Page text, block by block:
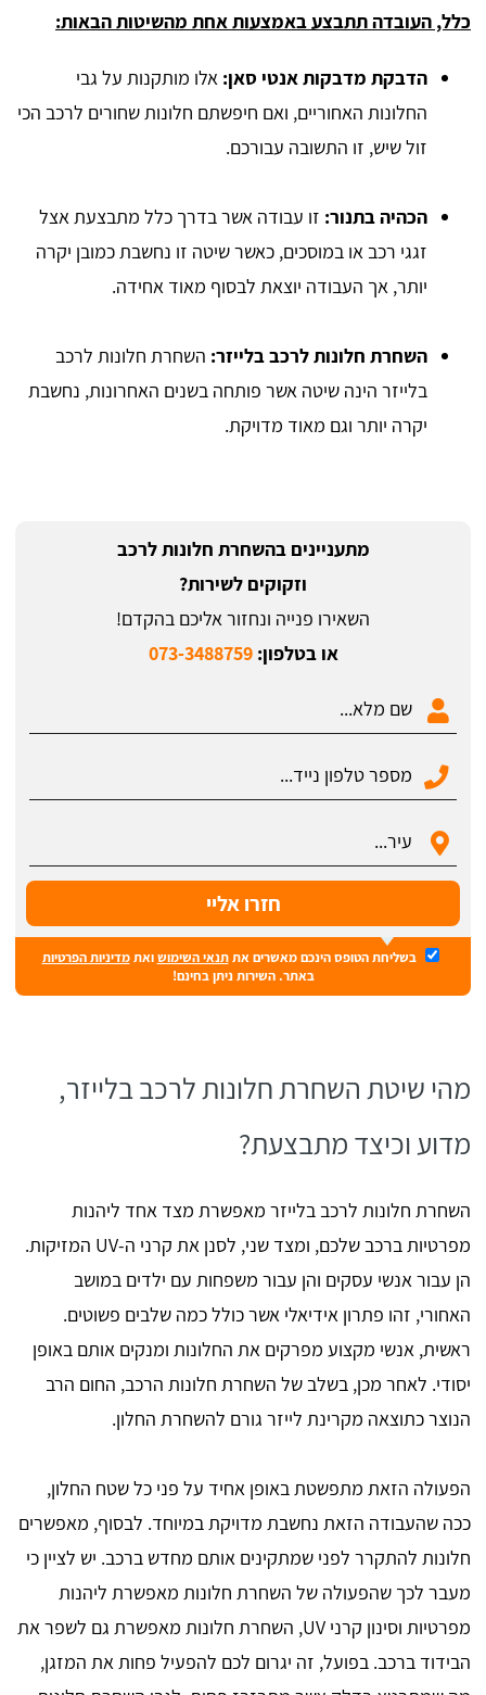
כלל, העובדה תתבצע באמצעות אחת מהשיטות הבאות:
הדבקת מדבקות אנטי סאן: אלו מותקנות על גבי
החלונות האחוריים, ואם חיפשתם חלונות שחורים לרכב הכי
זול שיש, זו התשובה עבורכם.
הכהיה בתנור: זו עבודה אשר בדרך כלל מתבצעת אצל
זגגי רכב או במוסכים, כאשר שיטה זו נחשבת כמובן יקרה
יותר, אך העבודה יוצאת לבסוף מאוד אחידה.
השחרת חלונות לרכב בלייזר: השחרת חלונות לרכב
בלייזר הינה שיטה אשר פותחה בשנים האחרונות, נחשבת
יקרה יותר וגם מאוד מדויקת.
מתעניינים בהשחרת חלונות לרכב
וזקוקים לשירות?
השאירו פנייה ונחזור אליכם בהקדם!
או בטלפון:073-3488759
בשליחת הטופס הינכם מאשרים אתתנאי השימושואתמדיניות הפרטיות
באתר. השירות ניתן בחינם!
מהי שיטת השחרת חלונות לרכב בלייזר,
מדוע וכיצד מתבצעת?
השחרת חלונות לרכב בלייזר מאפשרת מצד אחד ליהנות
מפרטיות ברכב שלכם, ומצד שני, לסנן את קרני ה-UV המזיקות.
הן עבור אנשי עסקים והן עבור משפחות עם ילדים במושב
האחורי, זהו פתרון אידיאלי אשר כולל כמה שלבים פשוטים.
ראשית, אנשי מקצוע מפרקים את החלונות ומנקים אותם באופן
יסודי. לאחר מכן, בשלב של השחרת חלונות הרכב, החום הרב
הנוצר כתוצאה מקרינת לייזר גורם להשחרת החלון.
הפעולה הזאת מתפשטת באופן אחיד על פני כל שטח החלון,
ככה שהעבודה הזאת נחשבת מדויקת במיוחד. לבסוף, מאפשרים
חלונות להתקרר לפני שמתקינים אותם מחדש ברכב. יש לציין כי
מעבר לכך שהפעולה של השחרת חלונות מאפשרת ליהנות
מפרטיות וסינון קרני UV, השחרת חלונות מאפשרת גם לשפר את
הבידוד ברכב. בפועל, זה יגרום לכם להפעיל פחות את המזגן,